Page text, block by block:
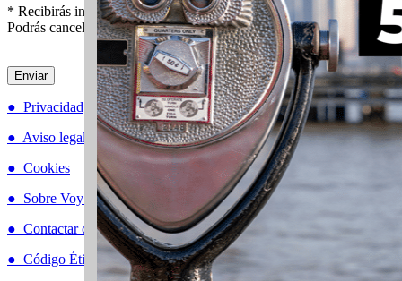
* Recibirás información para viajar a NY y descuentos exclusivos.
Podrás cancelar tu suscripción cuando quieras.
● Privacidad
● Aviso legal
● Cookies
● Sobre Voy a NYC
● Contactar conmigo
● Código Ético